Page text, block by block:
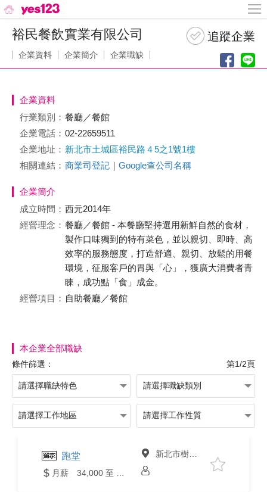
裕民餐飲實業有限公司
企業資料 企業簡介 企業職缺
企業資料
行業類別： 餐廳／餐館
企業電話： 02-22659511
企業地址： 新北市土城區裕民路４5之1號1樓
相關連結： 商業司登記 ｜ Google查公司名稱
企業簡介
成立時間： 西元2014年
經營理念： 餐廳／餐館 - 本餐廳堅持選用新鮮自然的食材，
製作口味獨到的特有菜色，並以親切、即時、高
效率的服務態度，打造舒適、親切、放鬆的用餐
環境，征服客戶的胃與「心」，獲廣大消費者青
睞，成功點「食」成金。
經營項目： 自助餐廳／餐館
本企業全部職缺
條件篩選： 第1/2頁
跑堂 新北市樹林區